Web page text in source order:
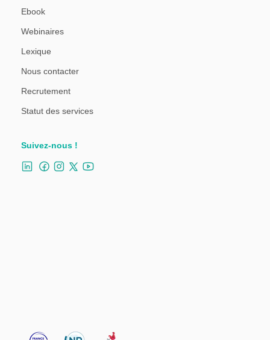
Ebook
Webinaires
Lexique
Nous contacter
Recrutement
Statut des services
Suivez-nous !